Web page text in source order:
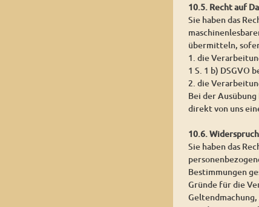
10.5. Recht auf
Sie haben das
übermitteln,
1. die
1 S. 1 b) DSGVO
2. die
Bei der
direkt von uns
10.6.
Sie haben das
Bestimmungen
Gründe für die